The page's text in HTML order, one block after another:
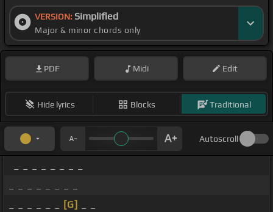
VERSION: Simplified
Major & minor chords only
PDF Midi Edit
Hide lyrics Blocks Traditional
Autoscroll
[G]